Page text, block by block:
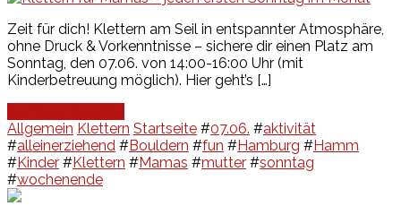
Zeit für dich! Klettern am Seil in entspannter Atmosphäre,
ohne Druck & Vorkenntnisse – sichere dir einen Platz am
Sonntag, den 07.06. von 14:00-16:00 Uhr (mit
Kinderbetreuung möglich). Hier geht’s […]
Allgemein Klettern Startseite #07.06. #aktivität
#alleinerziehend #Bouldern #fun #Hamburg #Hamm
#Kinder #Klettern #Mamas #mutter #sonntag
#wochenende